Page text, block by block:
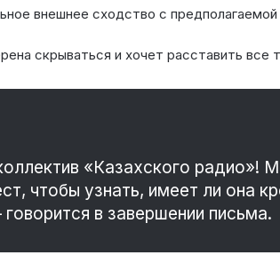
внешнее сходство с
скрываться и хочет расставить все
«Казахского радио»!
чтобы узнать, имеет ли она
в завершении письма.